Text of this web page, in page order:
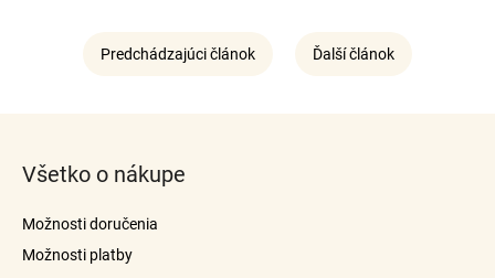
Predchádzajúci článok Ďalší článok
Všetko o nákupe
Možnosti doručenia
Možnosti platby